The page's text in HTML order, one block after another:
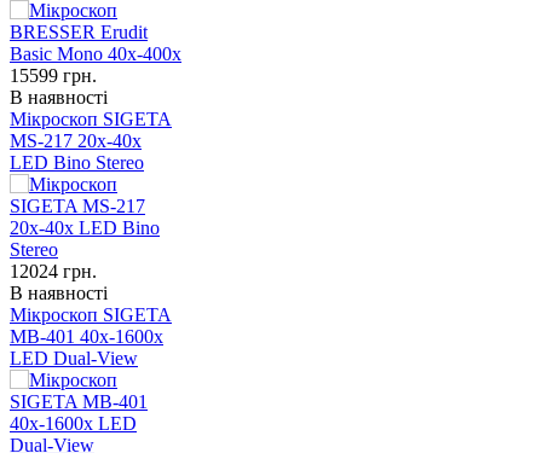
15599 грн.
В наявності
Мікроскоп SIGETA
MS-217 20x-40x
LED Bino Stereo
12024 грн.
В наявності
Мікроскоп SIGETA
MB-401 40x-1600x
LED Dual-View